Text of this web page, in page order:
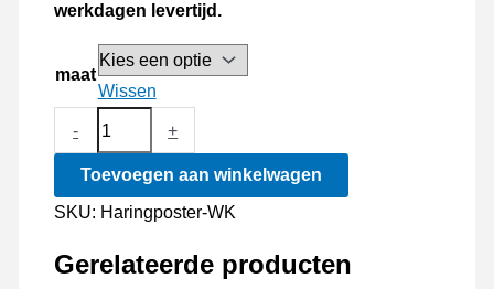
werkdagen levertijd.
maat
Wissen
-
Hollandse
Nieuwe
Haring
Poster
WK
+
Toevoegen aan winkelwagen
SKU: Haringposter-WK
Gerelateerde producten